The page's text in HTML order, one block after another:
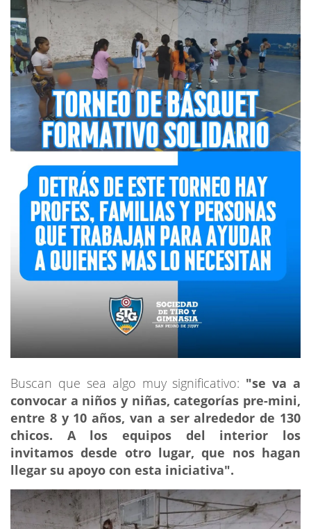
Buscan que sea algo muy significativo: "se va a
convocar a niños y niñas, categorías pre-mini,
entre 8 y 10 años, van a ser alrededor de 130
chicos. A los equipos del interior los
invitamos desde otro lugar, que nos hagan
llegar su apoyo con esta iniciativa".